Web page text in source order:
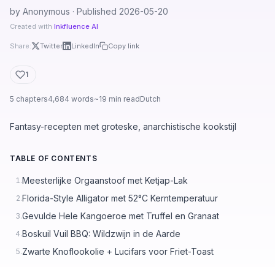
by Anonymous · Published 2026-05-20
Created with Inkfluence AI
Share: Twitter LinkedIn Copy link
1
5 chapters4,684 words~19 min readDutch
Fantasy-recepten met groteske, anarchistische kookstijl
TABLE OF CONTENTS
1.Meesterlijke Orgaanstoof met Ketjap-Lak
2.Florida-Style Alligator met 52°C Kerntemperatuur
3.Gevulde Hele Kangoeroe met Truffel en Granaat
4.Boskuil Vuil BBQ: Wildzwijn in de Aarde
5.Zwarte Knoflookolie + Lucifars voor Friet-Toast